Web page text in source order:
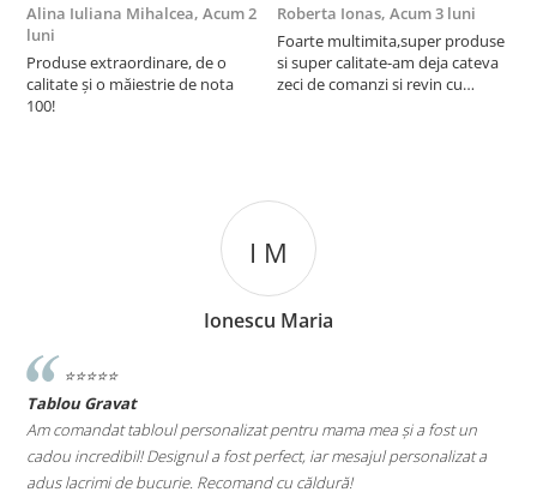
Alina Iuliana Mihalcea, Acum 2
luni
Produse extraordinare, de o
calitate și o măiestrie de nota
100!
Roberta Ionas, Acum 3 luni
Foarte multimita,super produse
si super calitate-am deja cateva
zeci de comanzi si revin cu
I M
Ionescu Maria
⭐️⭐️⭐️⭐️⭐️
Tablou Gravat
Am comandat tabloul personalizat pentru mama mea și a fost un
cadou incredibil! Designul a fost perfect, iar mesajul personalizat a
adus lacrimi de bucurie. Recomand cu căldură!